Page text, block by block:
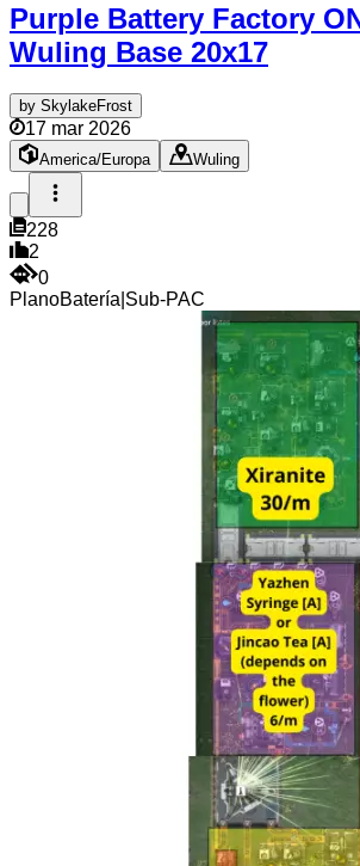
Purple Battery Factory
Wuling Base 20x17
by SkylakeFrost
17 mar 2026
America/Europa Wuling
228
2
0
PlanoBatería Sub-PAC